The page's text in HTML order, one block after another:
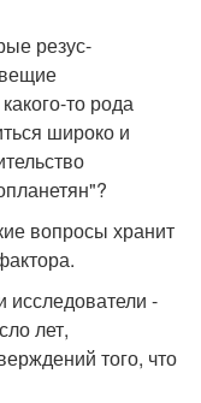
резус-
то рода
широко и
вопросы хранит
исследователи -
лет,
того, что